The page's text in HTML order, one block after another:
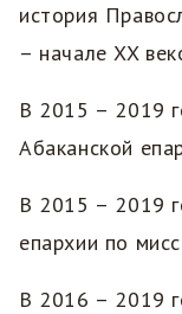
история
– начале XX
В 2015 – 2019
Абаканской
В 2015 – 2019
епархии по
В 2016 – 2019